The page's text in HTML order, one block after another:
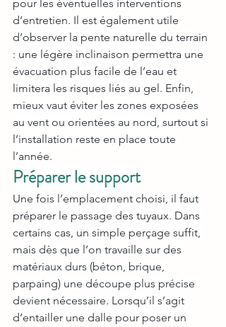
pour les éventuelles interventions
d’entretien. Il est également utile
d’observer la pente naturelle du terrain
: une légère inclinaison permettra une
évacuation plus facile de l’eau et
limitera les risques liés au gel. Enfin,
mieux vaut éviter les zones exposées
au vent ou orientées au nord, surtout si
l’installation reste en place toute
l’année.
Préparer le support
Une fois l’emplacement choisi, il faut
préparer le passage des tuyaux. Dans
certains cas, un simple perçage suffit,
mais dès que l’on travaille sur des
matériaux durs (béton, brique,
parpaing) une découpe plus précise
devient nécessaire. Lorsqu’il s’agit
d’entailler une dalle pour poser un